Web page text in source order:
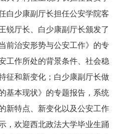
白少康副厅长担任公安学院客
锐厅长、白少康副厅长颁发了
前治安形势与公安工作》的专
工作所处的背景条件、社会稳
征和新变化；白少康副厅长做
基本现状》的专题报告，系统
新特点、新变化以及公安工作
，欢迎西北政法大学毕业生踊